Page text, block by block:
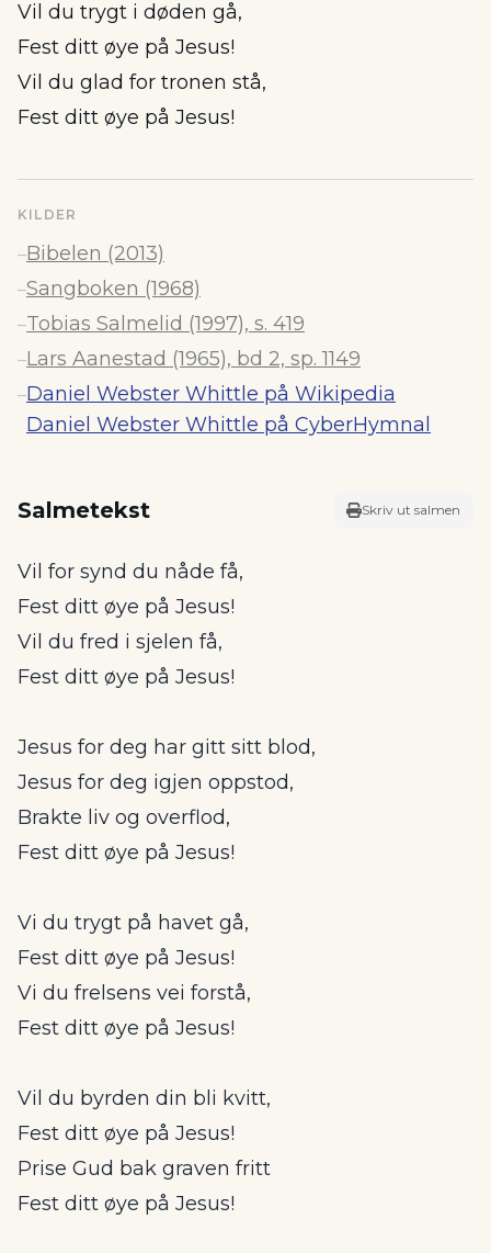
Vil du trygt i døden gå,
Fest ditt øye på Jesus!
Vil du glad for tronen stå,
Fest ditt øye på Jesus!
KILDER
–Bibelen (2013)
–Sangboken (1968)
–Tobias Salmelid (1997), s. 419
–Lars Aanestad (1965), bd 2, sp. 1149
–Daniel Webster Whittle på Wikipedia
Daniel Webster Whittle på CyberHymnal
Salmetekst Skriv ut salmen
Vil for synd du nåde få,
Fest ditt øye på Jesus!
Vil du fred i sjelen få,
Fest ditt øye på Jesus!
Jesus for deg har gitt sitt blod,
Jesus for deg igjen oppstod,
Brakte liv og overflod,
Fest ditt øye på Jesus!
Vi du trygt på havet gå,
Fest ditt øye på Jesus!
Vi du frelsens vei forstå,
Fest ditt øye på Jesus!
Vil du byrden din bli kvitt,
Fest ditt øye på Jesus!
Prise Gud bak graven fritt
Fest ditt øye på Jesus!